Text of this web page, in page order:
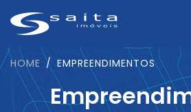
HOME EMPREENDIMENTOS